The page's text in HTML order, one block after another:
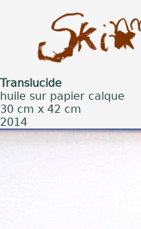
Translucide
huile sur papier calque
30 cm x 42 cm
2014